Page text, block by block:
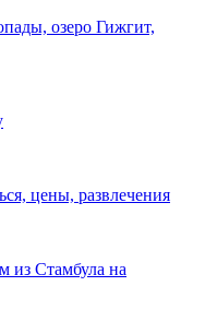
озеро Гижгит,
цены, развлечения
из Стамбула на